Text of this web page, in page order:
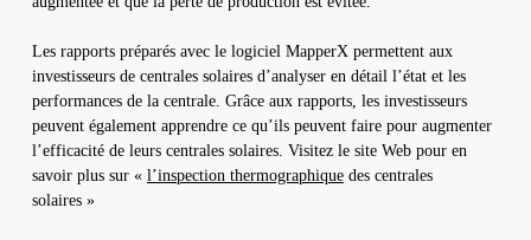
Les rapports préparés avec le logiciel MapperX permettent aux
investisseurs de centrales solaires d’analyser en détail l’état et les
performances de la centrale. Grâce aux rapports, les investisseurs
peuvent également apprendre ce qu’ils peuvent faire pour augmenter
l’efficacité de leurs centrales solaires. Visitez le site Web pour en
savoir plus sur « l’inspection thermographiquedes centrales
solaires »